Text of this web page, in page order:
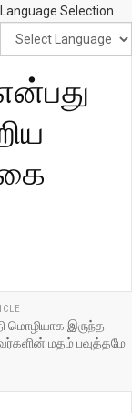
Language Selection
மொழியாக இருந்த
மதம் பவுத்தமே